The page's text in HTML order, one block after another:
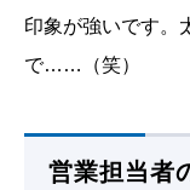
印象が強いです。
で……（笑）
営業担当者